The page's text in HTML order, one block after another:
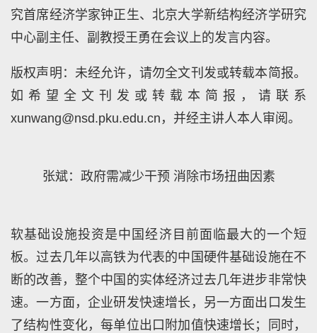
究首席经济学家钟正生、北京大学新结构经济学研究
中心副主任、副教授王勇在会议上的发言内容。
版权声明：未经允许，请勿全文刊发或转载本简报。
如希望全文刊发或转载本简报，请联系
xunwang@nsd.pku.edu.cn，并经主讲人本人审阅。
张斌：政府需减少干预 消除市场扭曲因素
软基础设施投资是中国经济目前面临最大的一个短
板。过去几年以高铁为代表的中国硬件基础设施在不
断的改善，整个中国的实体经济过去几年进步非常快
速。一方面，企业研发快速增长，另一方面出口发生
了结构性变化，每单位出口附加值快速增长；同时，